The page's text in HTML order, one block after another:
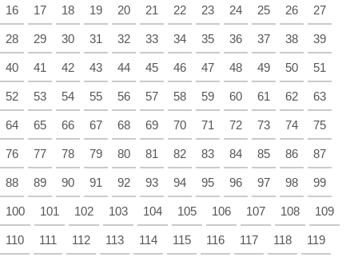
16 17 18 19 20 21 22 23 24 25 26 27
28 29 30 31 32 33 34 35 36 37 38 39
40 41 42 43 44 45 46 47 48 49 50 51
52 53 54 55 56 57 58 59 60 61 62 63
64 65 66 67 68 69 70 71 72 73 74 75
76 77 78 79 80 81 82 83 84 85 86 87
88 89 90 91 92 93 94 95 96 97 98 99
100 101 102 103 104 105 106 107 108 109
110 111 112 113 114 115 116 117 118 119